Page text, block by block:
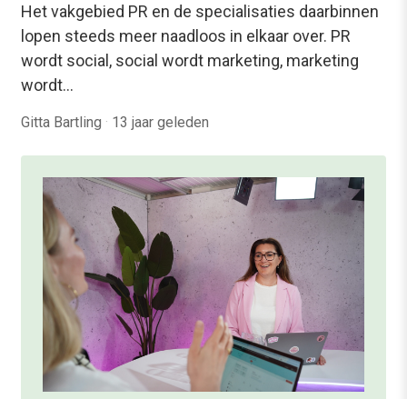
Het vakgebied PR en de specialisaties daarbinnen
lopen steeds meer naadloos in elkaar over. PR
wordt social, social wordt marketing, marketing
wordt…
Gitta Bartling · 13 jaar geleden